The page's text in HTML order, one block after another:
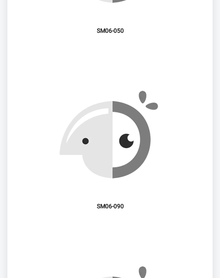
SM06-050
SM06-090